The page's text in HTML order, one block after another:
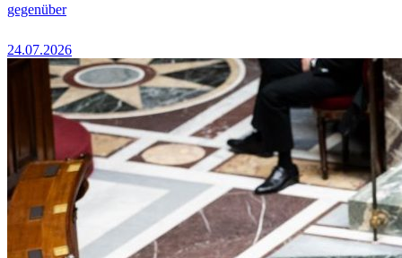
gegenüber
24.07.2026